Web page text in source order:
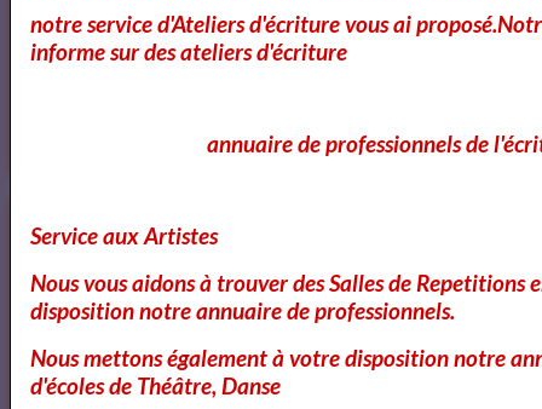
Annuaire des Chroniqueurs littéraires
Annuaire des Chroniqueurs
littéraires
notre service d'Ateliers d'écriture vous ai
informe sur des ateliers d'écriture
annuaire de professionnels de
Service aux Artistes
Nous vous aidons à trouver des Salles de Repetitions
disposition notre annuaire de professionnels.
Nous mettons également à votre disposition notre
d'écoles de Théâtre, Danse